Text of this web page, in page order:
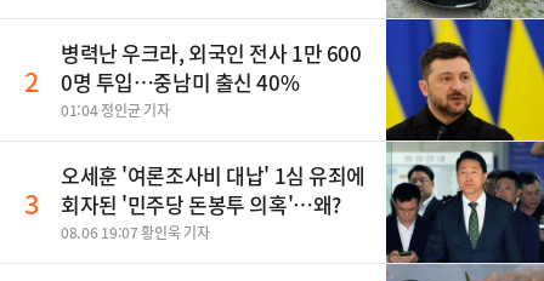
2
병력난 우크라, 외국인 전사 1만 600
0명 투입…중남미 출신 40%
01:04 정인균 기자
3
오세훈 '여론조사비 대납' 1심 유죄에
회자된 '민주당 돈봉투 의혹'…왜?
08.06 19:07 황인욱 기자